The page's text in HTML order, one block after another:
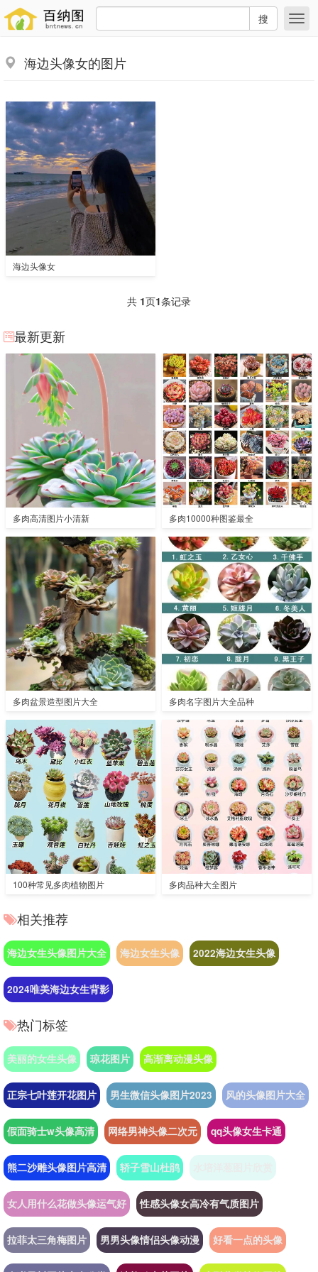
搜
海边头像女的图片
海边头像女
共 1页1条记录
最新更新
多肉高清图片小清新 多肉10000种图鉴最全
多肉盆景造型图片大全 多肉名字图片大全品种
100种常见多肉植物图片 多肉品种大全图片
相关推荐
海边女生头像图片大全 海边女生头像 2022海边女生头像
2024唯美海边女生背影
热门标签
美丽的女生头像 琼花图片 高渐离动漫头像
正宗七叶莲开花图片 男生微信头像图片2023 风的头像图片大全
假面骑士w头像高清 网络男神头像二次元 qq头像女生卡通
熊二沙雕头像图片高清 轿子雪山杜鹃
女人用什么花做头像运气好 性感头像女高冷有气质图片
拉菲太三角梅图片 男男头像情侣头像动漫 好看一点的头像